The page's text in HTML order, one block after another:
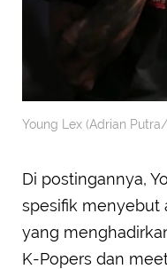
Young Lex (Adrian
Di postingannya,
spesifik menyebut
yang
K-Popers dan